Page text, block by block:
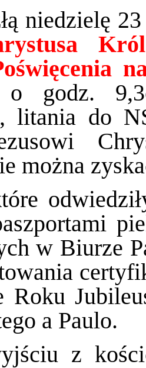
niedzielę
godz.
litania do
można
w Biurze
Roku
a Paulo.
z